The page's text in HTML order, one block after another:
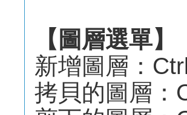
【圖層選單】
新增圖層：
拷貝的圖層：